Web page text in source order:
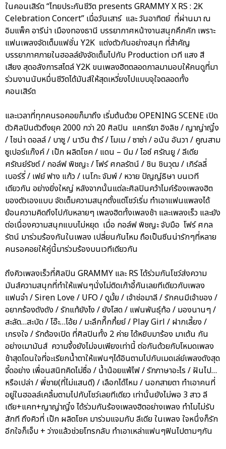
ในคอนเสิร์ต “ไทยประกันชีวิต presents GRAMMY X RS : 2K
Celebration Concert” เมื่อวันเสาร์ และ วันอาทิตย์ ที่ผ่านมา ณ
อิมแพ็ค อารีน่า เมืองทองธานี บรรยากาศหน้างานสนุกคึกคัก เพราะ
แฟนเพลงจัดเต็มแฟชั่น Y2K แต่งตัวกันอย่างสนุก ที่สำคัญ
บรรยากาศภายในฮอลล์ยังจัดเต็มไปกับ Production เวที แสง สี
เสียง สุดอลังการสไตล์ Y2K ขนเพลงฮิตตลอดกาลมามอบให้คนดูที่มา
ร่วมงานนับหมื่นชีวิตได้มันส์ให้สุดเหวี่ยงไปแบบจุใจตลอดทั้ง
คอนเสิร์ต
และเวลาที่ทุกคนรอคอยก็มาถึง เริ่มต้นด้วย OPENING SCENE เปิด
ตัวศิลปินตัวตึงยุค 2000 กว่า 20 ศิลปิน แคทรียา อิงลิช / ญาญ่าญิ๋ง
/ ไชน่า ดอลล์ / บาซู / นาวิน ต้าร์ / โมเม / ซาซ่า / อนัน อันวา / คูณสาม
ซูเปอร์แก๊งค์ / เป๊ก ผลิตโชค / แดน – บีม / ไอซ์ ศรัณยู / ลีเดีย
ศรัณย์รัชต์ / กอล์ฟ พิชญะ / โฟร์ ศกลรัตน์ / ชิน ชินวุฒ / เกิร์ลลี่
เบอร์รี่ / เฟย์ ฟาง แก้ว / เนโกะ จัมพ์ / หวาย ปัญญ์ธิษา บนเวที
เดียวกัน อย่างยิ่งใหญ่ หลังจากนั้นแต่ละศิลปินคว้าไมค์ร้องเพลงฮิต
ของตัวเองแบบ จัดเต็มความสนุกตั้งแต่โชว์เริ่ม ทำเอาแฟนแพลงได้
ย้อนความคิดถึงไปกับหลายๆ เพลงฮิตทั้งเพลงช้า และเพลงเร็ว และยัง
ต่อเนื่องความสนุกแบบไม่หยุด เมื่อ กอล์ฟ พิชญะ จับมือ โฟร์ ศกล
รัตน์ มาร่วมร้องกันในเพลง เปลี่ยนกันไหม ถือเป็นซีนน่ารักๆที่หลาย
คนรอคอยให้คู่นี้มาร่วมร้องบนเวทีเดียวกัน
ถึงคิวเพลงเร็วที่ศิลปิน GRAMMY และ RS ได้ร่วมกันโชว์ส่งความ
มันส์ความสนุกที่ทำให้แฟนๆนั่งไม่ติดเก้าอี้กันเลยทีเดียวกับเพลง
แฟนจ๋า / Siren Love / UFO / ดูมั้ย / เจ้าช่อมาลี / รักคนมีเจ้าของ /
อยากร้องดังดัง / รักแท้ยังไง / ยังโสด / แฟนพันธุ์ท้อ / มองนานๆ /
สะลัด…สะบัด / โอ๊ะ…โอ้ย / มะลึกกึ๊กกึ๋ยย์ / Play Girl / ฝากเลี้ยง /
เกรงใจ / รักต้องเปิด ที่ศิลปินทั้ง 2 ค่าย ได้หยิบมาร้อง มาเต้น กัน
อย่างเมามันส์ ความจึ้งยังไม่จบเพียงเท่านี้ ต่อกันด้วยกับโหมดเพลง
ช้าสุดโดนใจที่จะเรียกน้ำตาให้แฟนๆได้อินตามไปกับเมดเล่ย์เพลงดังสุด
จี้ดอย่าง เพื่อนสนิทคิดไม่ซื่อ / น้ำน้อยแพ้ไฟ / รักภาษาอะไร / ฝันไป…
หรือเปล่า / พี่ชาย(ที่ไม่แสนดี) / เลือกได้ไหม / นอกสายตา ทำเอาคนที่
อยู่ในฮอลล์เคลิ้มตามไปกับโชว์เลยทีเดียว เท่านั้นยังไม่พอ 3 สาว ลี
เดีย+แคท+ญาญ่าญิ๋ง ได้ร่วมกันร้องเพลงฮิตอย่างเพลง ทำไมไม่รับ
สักที ถึงคิวที่ เป๊ก ผลิตโชค มาร่วมแจมกับ ลีเดีย ในเพลง ใจหนึ่งก็รัก
อีกใจก็เจ็บ + ว่างแล้วช่วยโทรกลับ ทำเอาเหล่าแฟนๆฟินไปตามๆกัน